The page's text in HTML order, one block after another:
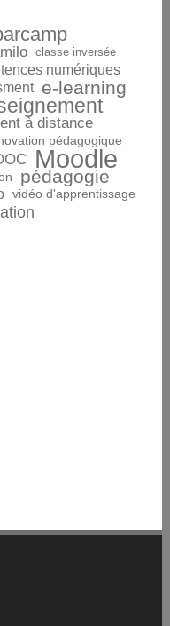
classe inversée
numériques
e-learning
à distance
pédagogique
Moodle
pédagogie
vidéo d'apprentissage